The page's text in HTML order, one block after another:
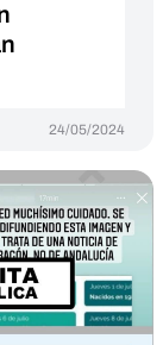
24/05/2024